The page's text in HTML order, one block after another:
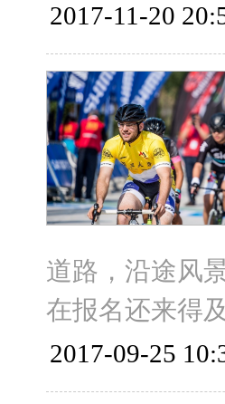
2017-11-20
道路，沿途风
在报名还来得
2017-09-25